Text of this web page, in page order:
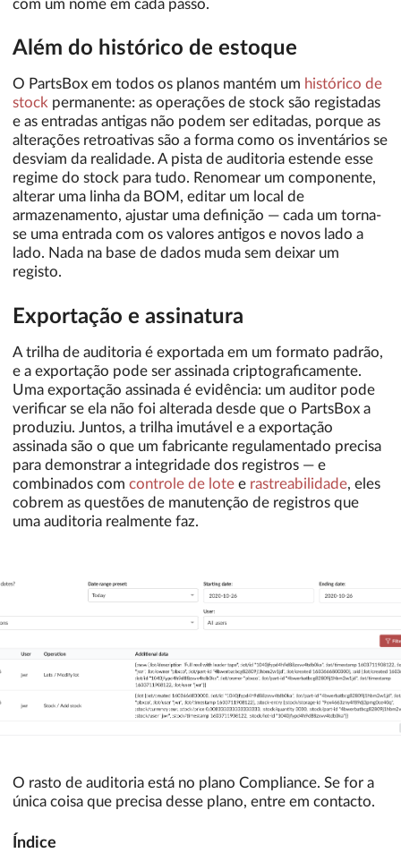
com um nome em cada passo.
Além do histórico de estoque
O PartsBox em todos os planos mantém um histórico de
stock permanente: as operações de stock são registadas
e as entradas antigas não podem ser editadas, porque as
alterações retroativas são a forma como os inventários se
desviam da realidade. A pista de auditoria estende esse
regime do stock para tudo. Renomear um componente,
alterar uma linha da BOM, editar um local de
armazenamento, ajustar uma definição — cada um torna-
se uma entrada com os valores antigos e novos lado a
lado. Nada na base de dados muda sem deixar um
registo.
Exportação e assinatura
A trilha de auditoria é exportada em um formato padrão,
e a exportação pode ser assinada criptograficamente.
Uma exportação assinada é evidência: um auditor pode
verificar se ela não foi alterada desde que o PartsBox a
produziu. Juntos, a trilha imutável e a exportação
assinada são o que um fabricante regulamentado precisa
para demonstrar a integridade dos registros — e
combinados com controle de lote e rastreabilidade, eles
cobrem as questões de manutenção de registros que
uma auditoria realmente faz.
O rasto de auditoria está no plano Compliance. Se for a
única coisa que precisa desse plano, entre em contacto.
Índice